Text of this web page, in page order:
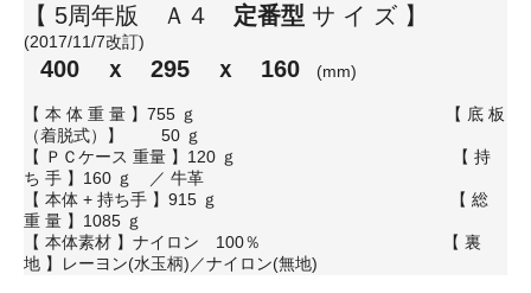
【 5周年版 Ａ４ 定番型 サ イ ズ 】
(2017/11/7改訂)
400 ｘ 295 ｘ 160 (mm)
【 本 体 重 量 】755 ｇ 【 底 板
（着脱式）】 50 ｇ
【 ＰＣケース 重量 】120 ｇ 【 持
ち 手 】160 ｇ ／ 牛革
【 本体 + 持ち手 】915 ｇ 【 総
重 量 】1085 ｇ
【 本体素材 】ナイロン 100％ 【 裏
地 】レーヨン(水玉柄)／ナイロン(無地)